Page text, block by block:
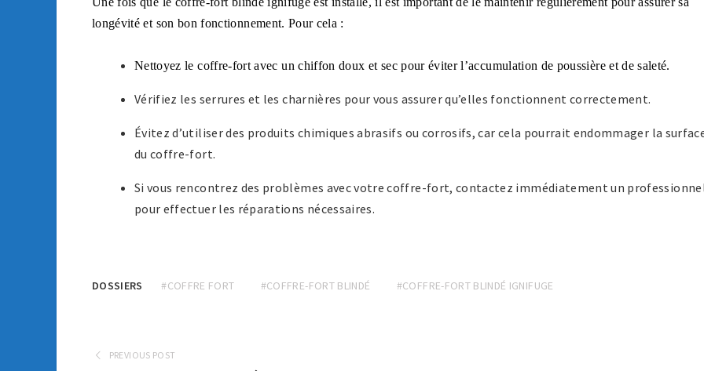
longévité et son bon fonctionnement. Pour cela :
Nettoyez le coffre-fort avec un chiffon doux et sec pour éviter l’accumulation de poussière et de saleté.
Vérifiez les serrures et les charnières pour vous assurer qu’elles fonctionnent correctement.
Évitez d’utiliser des produits chimiques abrasifs ou corrosifs, car cela pourrait endommager la
du coffre-fort.
Si vous rencontrez des problèmes avec votre coffre-fort, contactez immédiatement un
pour effectuer les réparations nécessaires.
DOSSIERS #COFFRE FORT #COFFRE-FORT BLINDÉ #COFFRE-FORT BLINDÉ IGNIFUGE
PREVIOUS POST